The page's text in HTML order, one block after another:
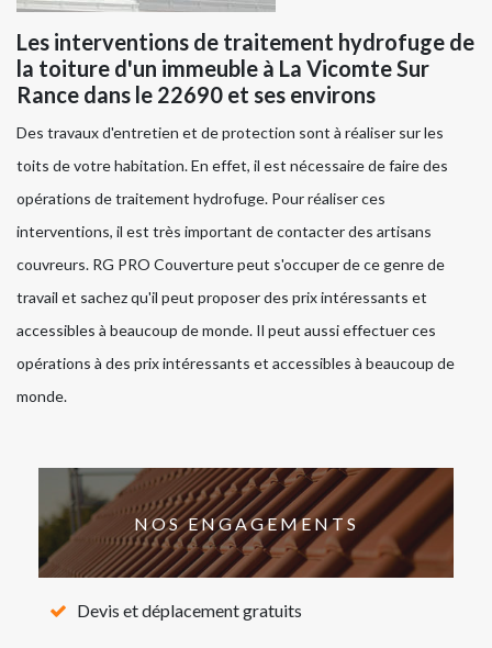
Les interventions de traitement hydrofuge de
la toiture d'un immeuble à La Vicomte Sur
Rance dans le 22690 et ses environs
Des travaux d'entretien et de protection sont à réaliser sur les
toits de votre habitation. En effet, il est nécessaire de faire des
opérations de traitement hydrofuge. Pour réaliser ces
interventions, il est très important de contacter des artisans
couvreurs. RG PRO Couverture peut s'occuper de ce genre de
travail et sachez qu'il peut proposer des prix intéressants et
accessibles à beaucoup de monde. Il peut aussi effectuer ces
opérations à des prix intéressants et accessibles à beaucoup de
monde.
NOS ENGAGEMENTS
Devis et déplacement gratuits